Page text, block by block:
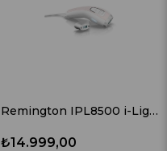
Remington IPL8500 i-Light Luxe Lazer Epilasyon Aleti
₺14.999,00